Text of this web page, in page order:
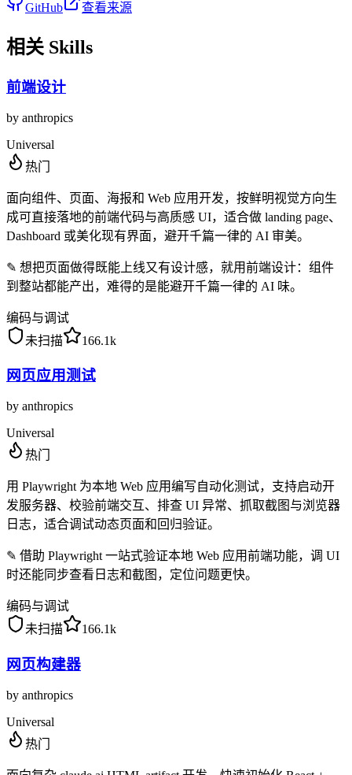
GitHub 查看来源
相关 Skills
前端设计
by anthropics
Universal
热门
面向组件、页面、海报和 Web 应用开发，按鲜明视觉方向生
成可直接落地的前端代码与高质感 UI，适合做 landing page、
Dashboard 或美化现有界面，避开千篇一律的 AI 审美。
✎ 想把页面做得既能上线又有设计感，就用前端设计：组件
到整站都能产出，难得的是能避开千篇一律的 AI 味。
编码与调试
未扫描
166.1k
网页应用测试
by anthropics
Universal
热门
用 Playwright 为本地 Web 应用编写自动化测试，支持启动开
发服务器、校验前端交互、排查 UI 异常、抓取截图与浏览器
日志，适合调试动态页面和回归验证。
✎ 借助 Playwright 一站式验证本地 Web 应用前端功能，调 UI
时还能同步查看日志和截图，定位问题更快。
编码与调试
未扫描
166.1k
网页构建器
by anthropics
Universal
热门